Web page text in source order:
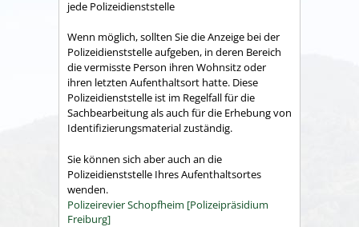
jede Polizeidienststelle
Wenn möglich, sollten Sie die Anzeige bei der
Polizeidienststelle aufgeben, in deren Bereich
die vermisste Person ihren Wohnsitz oder
ihren letzten Aufenthaltsort hatte. Diese
Polizeidienststelle ist im Regelfall für die
Sachbearbeitung als auch für die Erhebung von
Identifizierungsmaterial zuständig.
Sie können sich aber auch an die
Polizeidienststelle Ihres Aufenthaltsortes
wenden.
Polizeirevier Schopfheim [Polizeipräsidium
Freiburg]